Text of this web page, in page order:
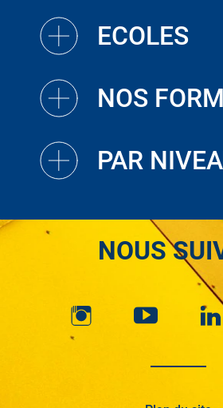
ECOLES
NOS
PAR
NOUS